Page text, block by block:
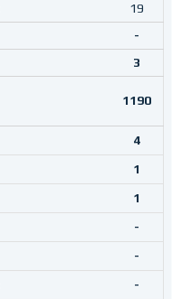
19
-
3
1190
4
1
1
-
-
-